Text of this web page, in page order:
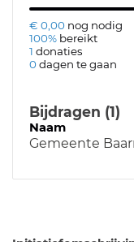
€ 0,00 nog nodig
100% bereikt
1 donaties
0dagen te gaan
Bijdragen (1)
Naam
Gemeente